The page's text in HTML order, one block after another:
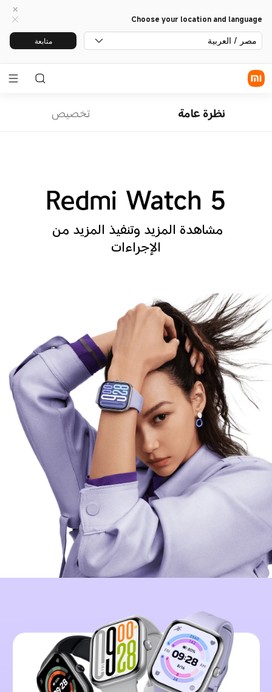
Choose your location and language
مصر / العربية متابعة
نظرة عامة تخصيص
مشاهدة المزيد وتنفيذ المزيد من
الإجراءات